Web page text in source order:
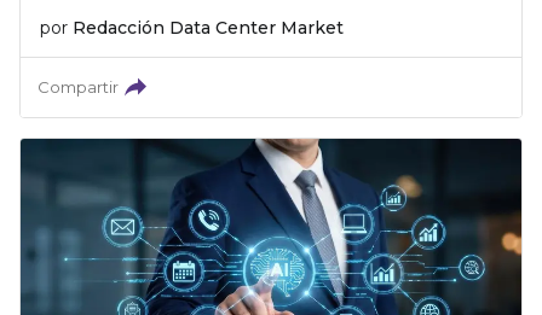
por Redacción Data Center Market
Compartir